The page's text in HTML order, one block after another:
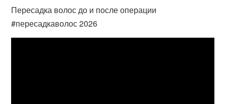
Пересадка волос до и после операции
#пересадкаволос 2026